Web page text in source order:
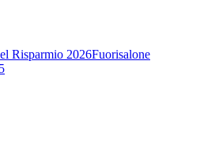
Risparmio 2026Fuorisalone